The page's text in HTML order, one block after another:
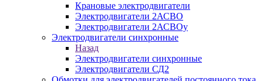
Крановые электродвигатели
Электродвигатели 2АСВО
Электродвигатели 2АСВОу
Электродвигатели синхронные
Назад
Электродвигатели синхронные
Электродвигатели СД2